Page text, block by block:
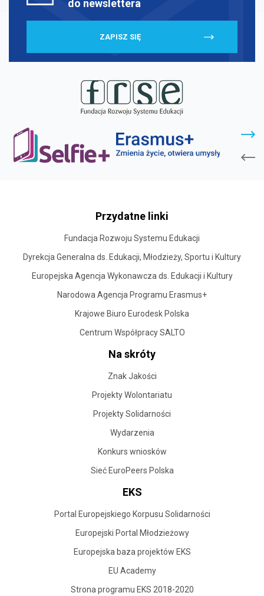
do newslettera
ZAPISZ SIĘ
Przydatne linki
Fundacja Rozwoju Systemu Edukacji
Dyrekcja Generalna ds. Edukacji, Młodzieży, Sportu i Kultury
Europejska Agencja Wykonawcza ds. Edukacji i Kultury
Narodowa Agencja Programu Erasmus+
Krajowe Biuro Eurodesk Polska
Centrum Współpracy SALTO
Na skróty
Znak Jakości
Projekty Wolontariatu
Projekty Solidarności
Wydarzenia
Konkurs wniosków
Sieć EuroPeers Polska
EKS
Portal Europejskiego Korpusu Solidarności
Europejski Portal Młodzieżowy
Europejska baza projektów EKS
EU Academy
Strona programu EKS 2018-2020